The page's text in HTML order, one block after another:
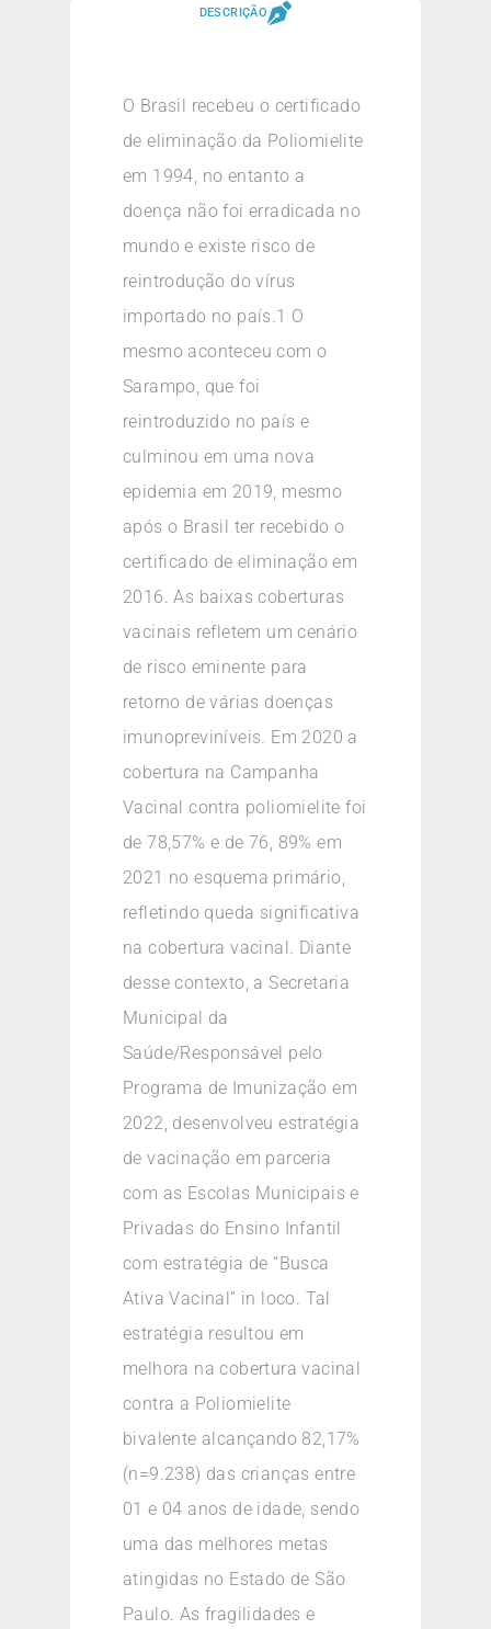
DESCRIÇÃO
O Brasil recebeu o certificado
de eliminação da Poliomielite
em 1994, no entanto a
doença não foi erradicada no
mundo e existe risco de
reintrodução do vírus
importado no país.1 O
mesmo aconteceu com o
Sarampo, que foi
reintroduzido no país e
culminou em uma nova
epidemia em 2019, mesmo
após o Brasil ter recebido o
certificado de eliminação em
2016. As baixas coberturas
vacinais refletem um cenário
de risco eminente para
retorno de várias doenças
imunopreviníveis. Em 2020 a
cobertura na Campanha
Vacinal contra poliomielite foi
de 78,57% e de 76, 89% em
2021 no esquema primário,
refletindo queda significativa
na cobertura vacinal. Diante
desse contexto, a Secretaria
Municipal da
Saúde/Responsável pelo
Programa de Imunização em
2022, desenvolveu estratégia
de vacinação em parceria
com as Escolas Municipais e
Privadas do Ensino Infantil
com estratégia de “Busca
Ativa Vacinal” in loco. Tal
estratégia resultou em
melhora na cobertura vacinal
contra a Poliomielite
bivalente alcançando 82,17%
(n=9.238) das crianças entre
01 e 04 anos de idade, sendo
uma das melhores metas
atingidas no Estado de São
Paulo. As fragilidades e